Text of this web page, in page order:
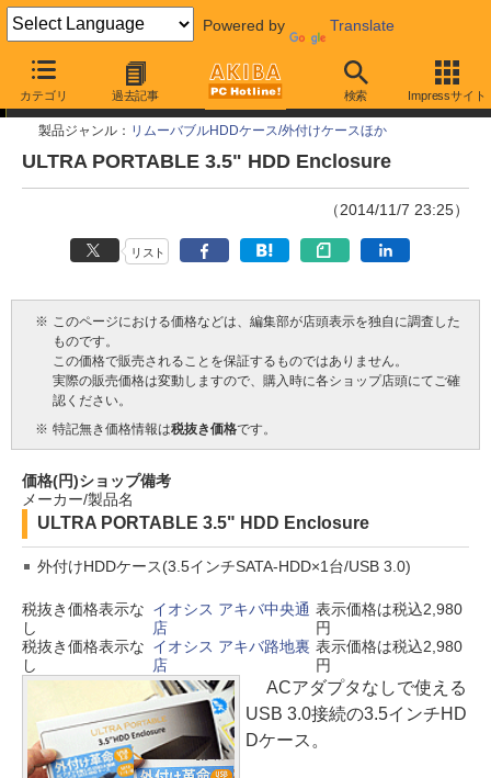
Powered by Translate
カテゴリ 過去記事 検索 Impressサイト
今週見つけた新製品
製品ジャンル： リムーバブルHDDケース/外付けケースほか
ULTRA PORTABLE 3.5" HDD Enclosure
（2014/11/7 23:25）
リスト
※ このページにおける価格などは、編集部が店頭表示を独自に調査した
ものです。
この価格で販売されることを保証するものではありません。
実際の販売価格は変動しますので、購入時に各ショップ店頭にてご確
認ください。
※ 特記無き価格情報は税抜き価格です。
価格(円)ショップ備考
メーカー/製品名
ULTRA PORTABLE 3.5" HDD Enclosure
外付けHDDケース(3.5インチSATA-HDD×1台/USB 3.0)
税抜き価格表示な
し
イオシス アキバ中央通
店
表示価格は税込2,980
円
税抜き価格表示な
し
イオシス アキバ路地裏
店
表示価格は税込2,980
円
ACアダプタなしで使える
USB 3.0接続の3.5インチHD
Dケース。